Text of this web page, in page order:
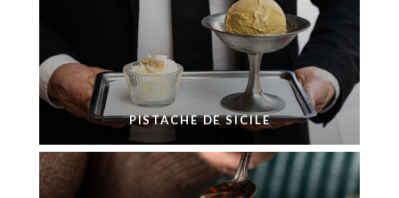
PISTACHE DE SICILE